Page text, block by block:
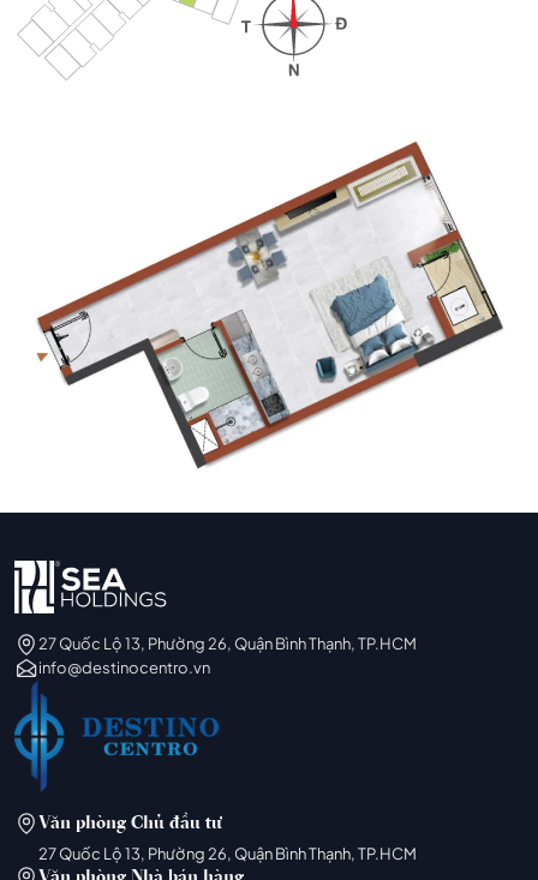
27 Quốc Lộ 13, Phường 26, Quận Bình Thạnh, TP.HCM
info@destinocentro.vn
Văn phòng Chủ đầu tư
27 Quốc Lộ 13, Phường 26, Quận Bình Thạnh, TP.HCM